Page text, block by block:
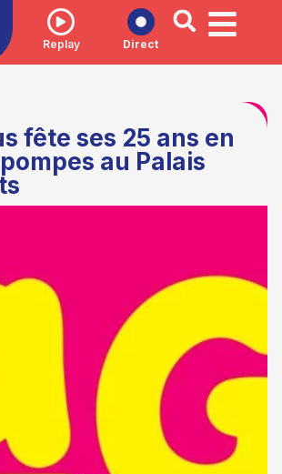
Replay Direct
fête ses 25 ans en
au Palais